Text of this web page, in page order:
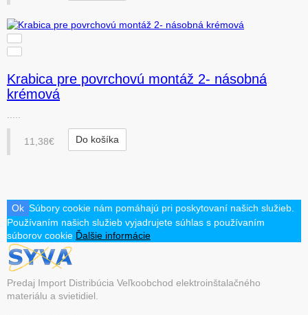
Krabica pre povrchovú montáž 2- násobná
krémová
11,38€ Do košíka
Ok Súbory cookie nám pomáhajú pri poskytovaní našich služieb.
Používaním našich služieb vyjadrujete súhlas s používaním
súborov cookie Ďalšie informácie
Predaj Import Distribúcia Veľkoobchod elektroinštalačného
materiálu a svietidiel.